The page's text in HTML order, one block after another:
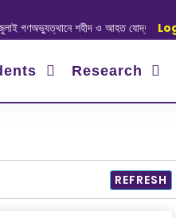
শহীদ ও আহত যোদ্ধাদের স্মরণে
Research
REFRESH